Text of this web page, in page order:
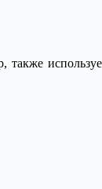
также